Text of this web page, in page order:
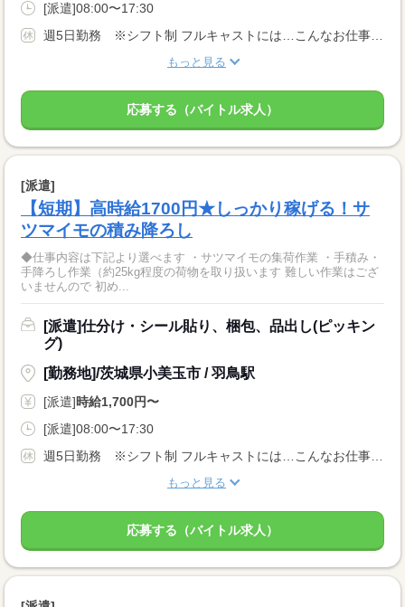
[派遣]08:00〜17:30
週5日勤務 ※シフト制 フルキャストには…こんなお仕事も！ ↓ 午前のみ・午後のみも可能！ 早朝・夜勤のお仕事もあります！
もっと見る
応募する（バイトル求人）
[派遣]
【短期】高時給1700円★しっかり稼げる！サ
ツマイモの積み降ろし
◆仕事内容は下記より選べます ・サツマイモの集荷作業 ・手積み・
手降ろし作業（約25kg程度の荷物を取り扱います 難しい作業はござ
いませんので 初め...
[派遣]仕分け・シール貼り、梱包、品出し(ピッキン
グ)
[勤務地]/茨城県小美玉市 / 羽鳥駅
[派遣]時給1,700円〜
[派遣]08:00〜17:30
週5日勤務 ※シフト制 フルキャストには…こんなお仕事も！ ↓ 午前のみ・午後のみも可能！ 早朝・夜勤のお仕事もあります！
もっと見る
応募する（バイトル求人）